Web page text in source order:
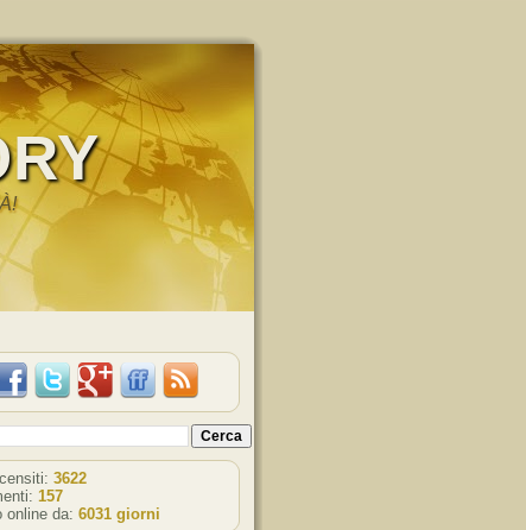
3622
157
online da: 6031 giorni